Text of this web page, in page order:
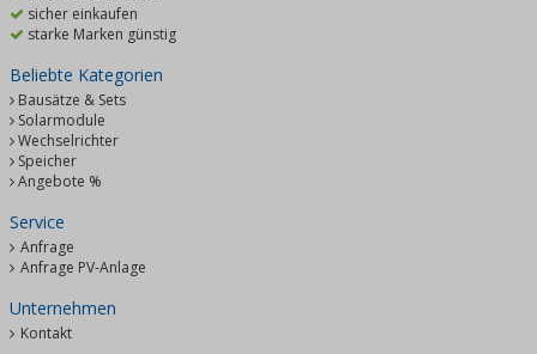
sicher einkaufen
starke Marken günstig
Beliebte Kategorien
Bausätze & Sets
Solarmodule
Wechselrichter
Speicher
Angebote %
Service
Anfrage
Anfrage PV-Anlage
Unternehmen
Kontakt